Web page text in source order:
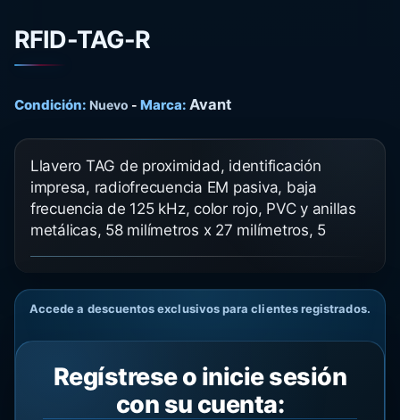
RFID-TAG-R
Condición: Nuevo - Marca: Avant
Llavero TAG de proximidad, identificación
impresa, radiofrecuencia EM pasiva, baja
frecuencia de 125 kHz, color rojo, PVC y anillas
metálicas, 58 milímetros x 27 milímetros, 5
Accede a descuentos exclusivos para clientes registrados.
Regístrese o inicie sesión
con su cuenta: